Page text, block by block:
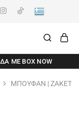
ΜΕ BOX NOW
ΜΠΟΥΦΑΝ |